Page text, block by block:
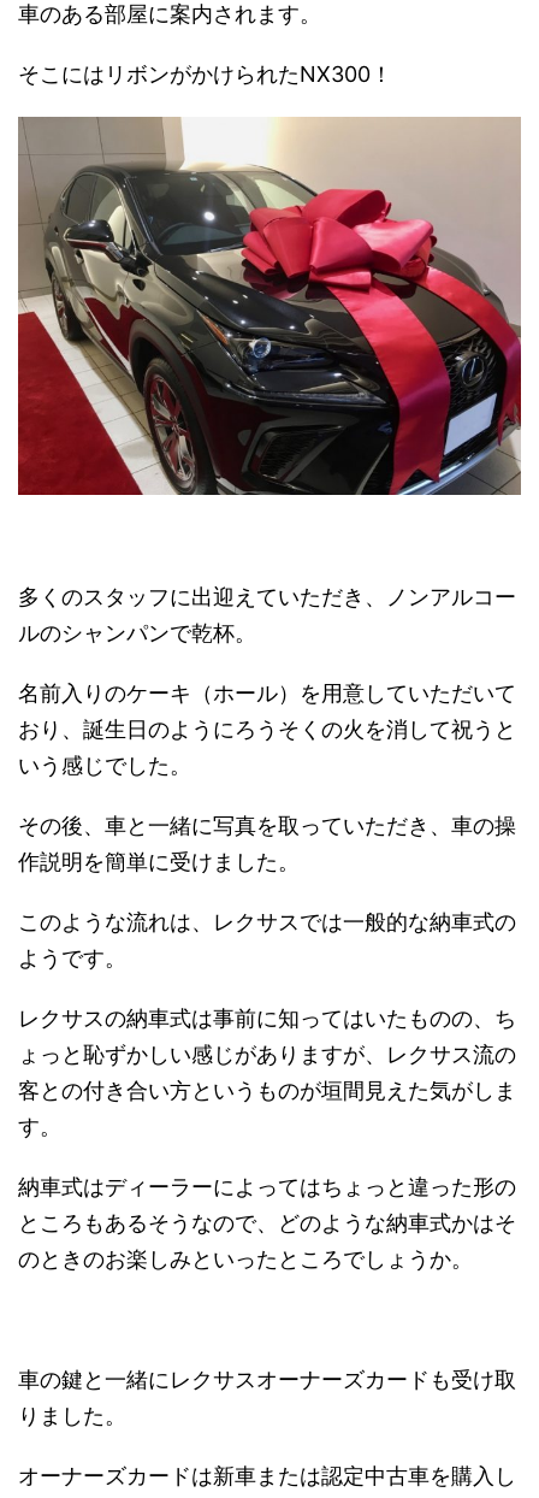
車のある部屋に案内されます。
そこにはリボンがかけられたNX300！
多くのスタッフに出迎えていただき、ノンアルコー
ルのシャンパンで乾杯。
名前入りのケーキ（ホール）を用意していただいて
おり、誕生日のようにろうそくの火を消して祝うと
いう感じでした。
その後、車と一緒に写真を取っていただき、車の操
作説明を簡単に受けました。
このような流れは、レクサスでは一般的な納車式の
ようです。
レクサスの納車式は事前に知ってはいたものの、ち
ょっと恥ずかしい感じがありますが、レクサス流の
客との付き合い方というものが垣間見えた気がしま
す。
納車式はディーラーによってはちょっと違った形の
ところもあるそうなので、どのような納車式かはそ
のときのお楽しみといったところでしょうか。
車の鍵と一緒にレクサスオーナーズカードも受け取
りました。
オーナーズカードは新車または認定中古車を購入し